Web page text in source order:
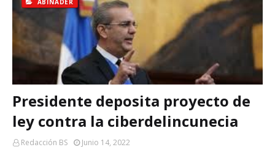
ABINADER
Presidente deposita proyecto de
ley contra la ciberdelincunecia
Redacción BS Junio 14, 2022